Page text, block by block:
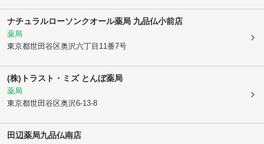
ナチュラルローソンクオール薬局 九品仏小前店
薬局
東京都世田谷区奥沢六丁目11番7号
(株)トラスト・ミズ とんぼ薬局
薬局
東京都世田谷区奥沢6-13-8
田辺薬局九品仏南店